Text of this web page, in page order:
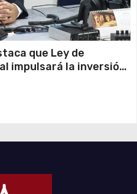
que Ley de
impulsará la inversión